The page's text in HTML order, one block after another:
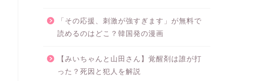
「その応援、刺激が強すぎます」が無料で
読めるのはどこ？韓国発の漫画
【みいちゃんと山田さん】覚醒剤は誰が打
った？死因と犯人を解説